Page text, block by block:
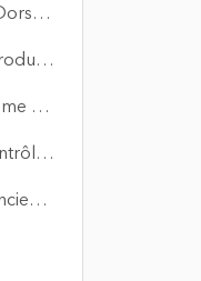
Les Fondamentaux : L’épine Dorsale de Toute Production Efficace
L’Amélioration par le Lean : Produire Mieux avec Moins
Analyse 1 : L’Information comme Colonne Vertébrale
Analyse 2 : Le Passage du Contrôle des Choses à la Maîtrise des Flux
Analyse 3 : La Révolution Silencieuse : L’Humain au Centre du Système